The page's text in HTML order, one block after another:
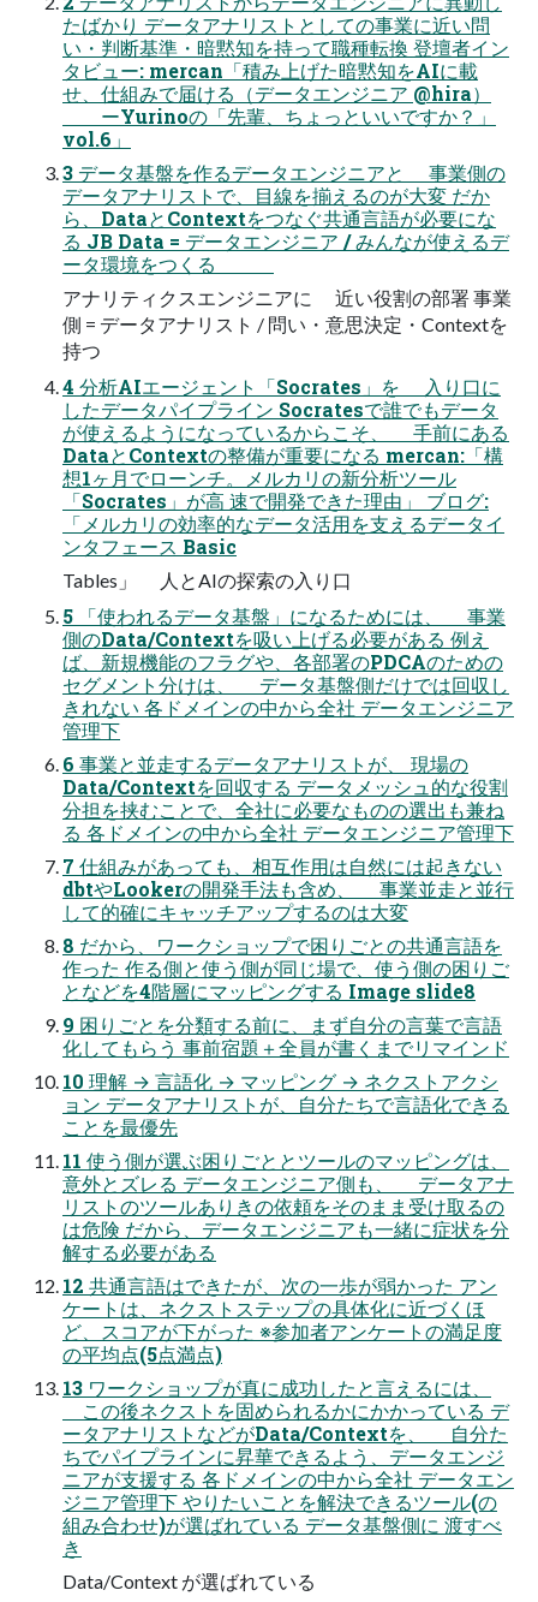
たばかり データアナリストとしての事業に近い問
い・判断基準・暗黙知を持って職種転換 登壇者イン
タビュー: mercan「積み上げた暗黙知をAIに載
せ、仕組みで届ける（データエンジニア @hira）
ーYurinoの「先輩、ちょっといいですか？」
vol.6」
3 データ基盤を作るデータエンジニアと 事業側の
データアナリストで、目線を揃えるのが大変 だか
ら、DataとContextをつなぐ共通言語が必要にな
る JB Data = データエンジニア / みんなが使えるデ
ータ環境をつくる
アナリティクスエンジニアに 近い役割の部署 事業
側 = データアナリスト / 問い・意思決定・Contextを
持つ
4 分析AIエージェント「Socrates」を 入り口に
したデータパイプライン Socratesで誰でもデータ
が使えるようになっているからこそ、 手前にある
DataとContextの整備が重要になる mercan:「構
想1ヶ月でローンチ。メルカリの新分析ツール
「Socrates」が高 速で開発できた理由」 ブログ:
「メルカリの効率的なデータ活用を支えるデータイ
ンタフェース Basic
Tables」 人とAIの探索の入り口
5 「使われるデータ基盤」になるためには、 事業
側のData/Contextを吸い上げる必要がある 例え
ば、新規機能のフラグや、各部署のPDCAのための
セグメント分けは、 データ基盤側だけでは回収し
きれない 各ドメインの中から全社 データエンジニア
管理下
6 事業と並走するデータアナリストが、 現場の
Data/Contextを回収する データメッシュ的な役割
分担を挟むことで、全社に必要なものの選出も兼ね
る 各ドメインの中から全社 データエンジニア管理下
7 仕組みがあっても、相互作用は自然には起きない
dbtやLookerの開発手法も含め、 事業並走と並行
して的確にキャッチアップするのは大変
8 だから、ワークショップで困りごとの共通言語を
作った 作る側と使う側が同じ場で、使う側の困りご
となどを4階層にマッピングする Image slide8
9 困りごとを分類する前に、まず自分の言葉で言語
化してもらう 事前宿題＋全員が書くまでリマインド
10 理解 → 言語化 → マッピング → ネクストアクシ
ョン データアナリストが、自分たちで言語化できる
ことを最優先
11 使う側が選ぶ困りごととツールのマッピングは、
意外とズレる データエンジニア側も、 データアナ
リストのツールありきの依頼をそのまま受け取るの
は危険 だから、データエンジニアも一緒に症状を分
解する必要がある
12 共通言語はできたが、次の一歩が弱かった アン
ケートは、ネクストステップの具体化に近づくほ
ど、スコアが下がった ※参加者アンケートの満足度
の平均点(5点満点)
13 ワークショップが真に成功したと言えるには、
この後ネクストを固められるかにかかっている デ
ータアナリストなどがData/Contextを、 自分た
ちでパイプラインに昇華できるよう、データエンジ
ニアが支援する 各ドメインの中から全社 データエン
ジニア管理下 やりたいことを解決できるツール(の
組み合わせ)が選ばれている データ基盤側に 渡すべ
き
Data/Context が選ばれている